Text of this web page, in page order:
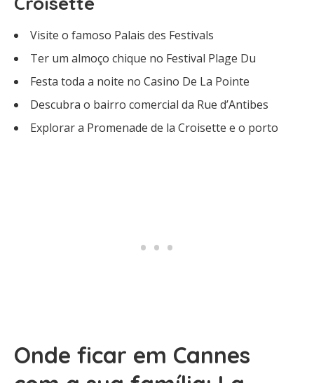
Visite o famoso Palais des Festivals
Ter um almoço chique no Festival Plage Du
Festa toda a noite no Casino De La Pointe
Descubra o bairro comercial da Rue d’Antibes
Explorar a Promenade de la Croisette e o porto
Onde ficar em Cannes